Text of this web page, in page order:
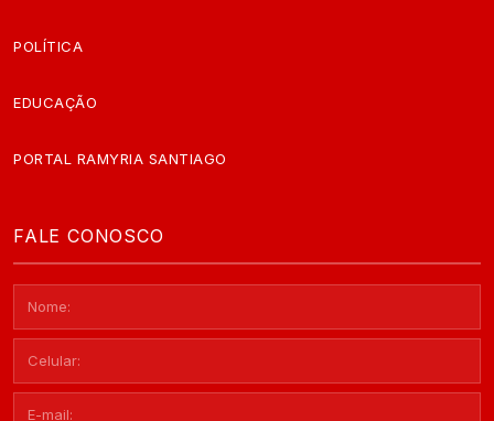
POLÍTICA
EDUCAÇÃO
PORTAL RAMYRIA SANTIAGO
FALE CONOSCO